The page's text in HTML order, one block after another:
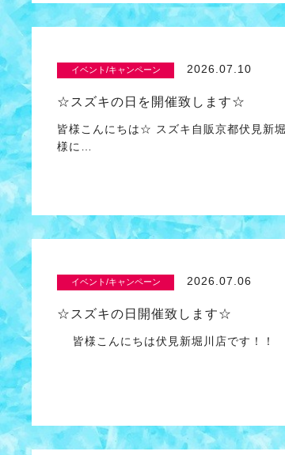
イベント/キャンペーン 2026.07.10
☆スズキの日を開催致します☆
皆様こんにちは☆ スズキ自販京都伏見新
様に…
イベント/キャンペーン 2026.07.06
☆スズキの日開催致します☆
皆様こんにちは伏見新堀川店です！